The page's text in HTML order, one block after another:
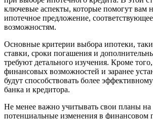
ключевые аспекты, которые помогут вам
ипотечное предложение,
возможностям.
Основные критерии выбора ипотеки,
ставки, сроки погашения и
требуют детального изучения. Кроме
финансовых возможностей и заранее
будут способствовать более
банка и кредитора.
Не менее важно учитывать свои планы на
потенциальные изменения в финансовом